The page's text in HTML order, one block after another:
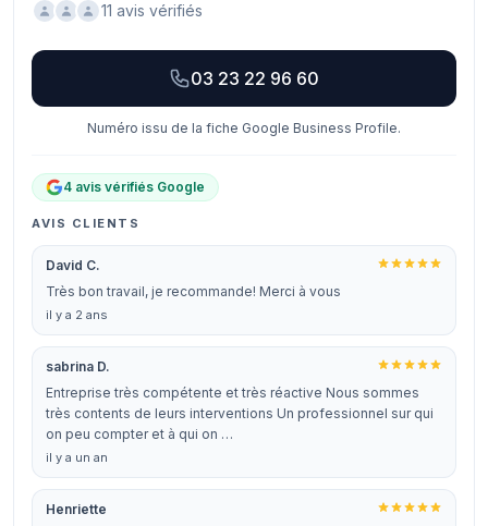
11 avis vérifiés
03 23 22 96 60
Numéro issu de la fiche Google Business Profile.
4 avis vérifiés Google
AVIS CLIENTS
David C.
Très bon travail, je recommande! Merci à vous
il y a 2 ans
sabrina D.
Entreprise très compétente et très réactive Nous sommes
très contents de leurs interventions Un professionnel sur qui
on peu compter et à qui on …
il y a un an
Henriette